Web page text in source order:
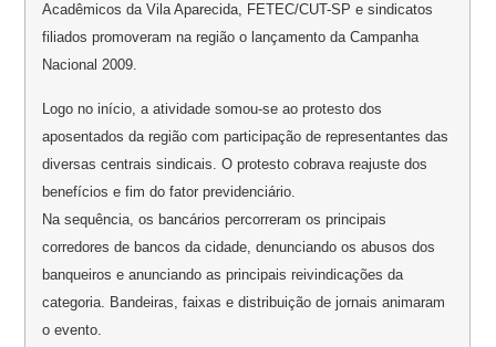
Acadêmicos da Vila Aparecida, FETEC/CUT-SP e sindicatos
filiados promoveram na região o lançamento da Campanha
Nacional 2009.
Logo no início, a atividade somou-se ao protesto dos
aposentados da região com participação de representantes das
diversas centrais sindicais. O protesto cobrava reajuste dos
benefícios e fim do fator previdenciário.
Na sequência, os bancários percorreram os principais
corredores de bancos da cidade, denunciando os abusos dos
banqueiros e anunciando as principais reivindicações da
categoria. Bandeiras, faixas e distribuição de jornais animaram
o evento.